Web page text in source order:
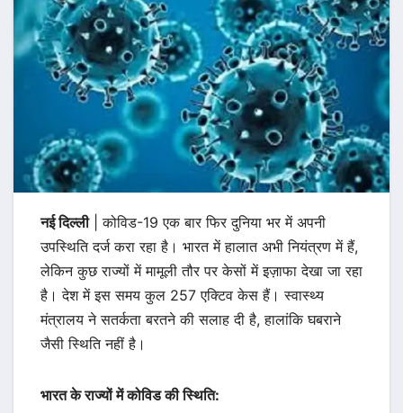
नई दिल्ली| कोविड-19 एक बार फिर दुनिया भर में अपनी
उपस्थिति दर्ज करा रहा है। भारत में हालात अभी नियंत्रण में हैं,
लेकिन कुछ राज्यों में मामूली तौर पर केसों में इज़ाफा देखा जा रहा
है। देश में इस समय कुल 257 एक्टिव केस हैं। स्वास्थ्य
मंत्रालय ने सतर्कता बरतने की सलाह दी है, हालांकि घबराने
जैसी स्थिति नहीं है।
भारत के राज्यों में कोविड की स्थिति: